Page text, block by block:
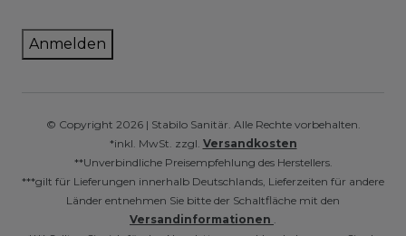
Anmelden
© Copyright 2026 | Stabilo Sanitär. Alle Rechte vorbehalten.
*inkl. MwSt. zzgl. Versandkosten
**Unverbindliche Preisempfehlung des Herstellers.
***gilt für Lieferungen innerhalb Deutschlands, Lieferzeiten für andere
Länder entnehmen Sie bitte der Schaltfläche mit den
Versandinformationen